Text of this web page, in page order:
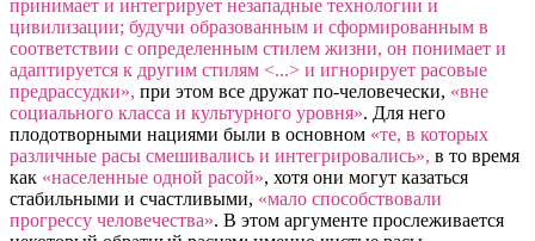
принимает и интегрирует незападные технологии и
цивилизации; будучи образованным и сформированным в
соответствии с определенным стилем жизни, он понимает и
адаптируется к другим стилям <...> и игнорирует расовые
предрассудки», при этом все дружат по-человечески, «вне
социального класса и культурного уровня». Для него
плодотворными нациями были в основном «те, в которых
различные расы смешивались и интегрировались», в то время
как «населенные одной расой», хотя они могут казаться
стабильными и счастливыми, «мало способствовали
прогрессу человечества». В этом аргументе прослеживается